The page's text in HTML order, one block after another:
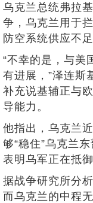
乌克兰总统弗拉
争，乌克兰用于
防空系统供应不足
“不幸的是，与美
有进展，”泽连斯
补充说基辅正与
导能力。
他指出，乌克兰
够“稳住”乌克兰
表明乌军正在抵
据战争研究所分
而乌克兰的中程